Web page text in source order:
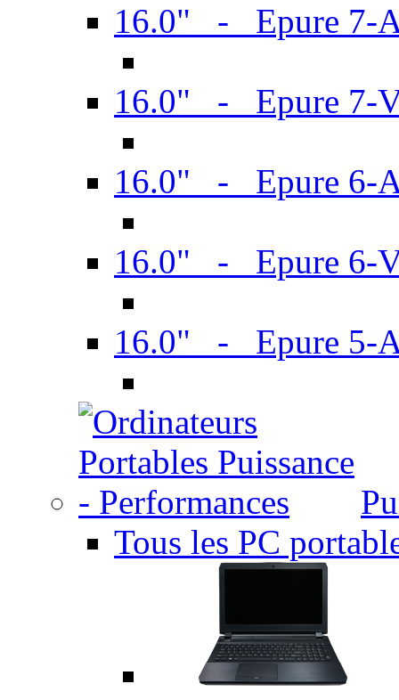
16.0" - Epure 7-
16.0" - Epure 7-
16.0" - Epure 6-
16.0" - Epure 6-
16.0" - Epure 5-
Tous les PC